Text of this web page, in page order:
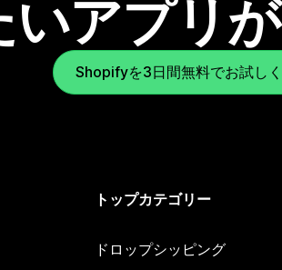
アプリ
Shopifyを3日間無料でお試し
トップカテゴリー
ドロップシッピング